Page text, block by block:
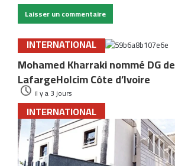
INTERNATIONAL
Mohamed Kharraki nommé DG de
LafargeHolcim Côte d’Ivoire
il y a 3 jours
INTERNATIONAL